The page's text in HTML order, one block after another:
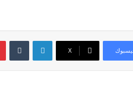
‫X
لينكدإن